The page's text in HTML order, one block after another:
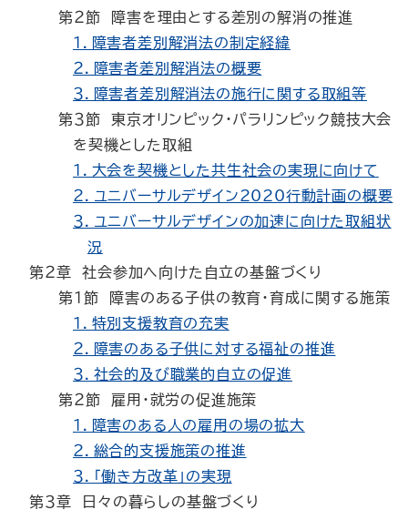
第２節 障害を理由とする差別の解消の推進
１．障害者差別解消法の制定経緯
２．障害者差別解消法の概要
３．障害者差別解消法の施行に関する取組等
第３節 東京オリンピック・パラリンピック競技大会
を契機とした取組
１．大会を契機とした共生社会の実現に向けて
２．ユニバーサルデザイン2020行動計画の概要
３．ユニバーサルデザインの加速に向けた取組状
況
第２章 社会参加へ向けた自立の基盤づくり
第１節 障害のある子供の教育・育成に関する施策
１．特別支援教育の充実
２．障害のある子供に対する福祉の推進
３．社会的及び職業的自立の促進
第２節 雇用・就労の促進施策
１．障害のある人の雇用の場の拡大
２．総合的支援施策の推進
３．「働き方改革」の実現
第３章 日々の暮らしの基盤づくり